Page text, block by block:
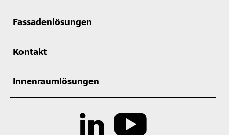
Fassadenlösungen
Kontakt
Innenraumlösungen